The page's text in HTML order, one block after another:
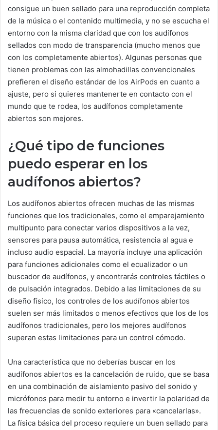
consigue un buen sellado para una reproducción completa
de la música o el contenido multimedia, y no se escucha el
entorno con la misma claridad que con los audífonos
sellados con modo de transparencia (mucho menos que
con los completamente abiertos). Algunas personas que
tienen problemas con las almohadillas convencionales
prefieren el diseño estándar de los AirPods en cuanto a
ajuste, pero si quieres mantenerte en contacto con el
mundo que te rodea, los audífonos completamente
abiertos son mejores.
¿Qué tipo de funciones
puedo esperar en los
audífonos abiertos?
Los audífonos abiertos ofrecen muchas de las mismas
funciones que los tradicionales, como el emparejamiento
multipunto para conectar varios dispositivos a la vez,
sensores para pausa automática, resistencia al agua e
incluso audio espacial. La mayoría incluye una aplicación
para funciones adicionales como el ecualizador o un
buscador de audífonos, y encontrarás controles táctiles o
de pulsación integrados. Debido a las limitaciones de su
diseño físico, los controles de los audífonos abiertos
suelen ser más limitados o menos efectivos que los de los
audífonos tradicionales, pero los mejores audífonos
superan estas limitaciones para un control cómodo.
Una característica que no deberías buscar en los
audífonos abiertos es la cancelación de ruido, que se basa
en una combinación de aislamiento pasivo del sonido y
micrófonos para medir tu entorno e invertir la polaridad de
las frecuencias de sonido exteriores para «cancelarlas».
La física básica del proceso requiere un buen sellado para